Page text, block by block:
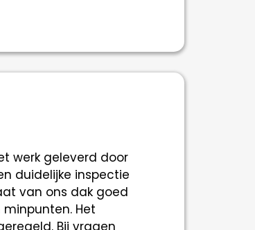
werk geleverd door
duidelijke inspectie
van ons dak goed
Het
Bij vragen